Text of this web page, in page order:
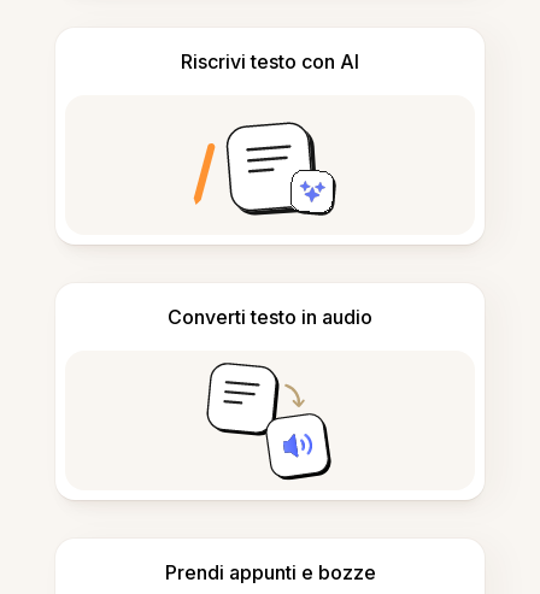
Riscrivi testo con AI
Converti testo in audio
Prendi appunti e bozze